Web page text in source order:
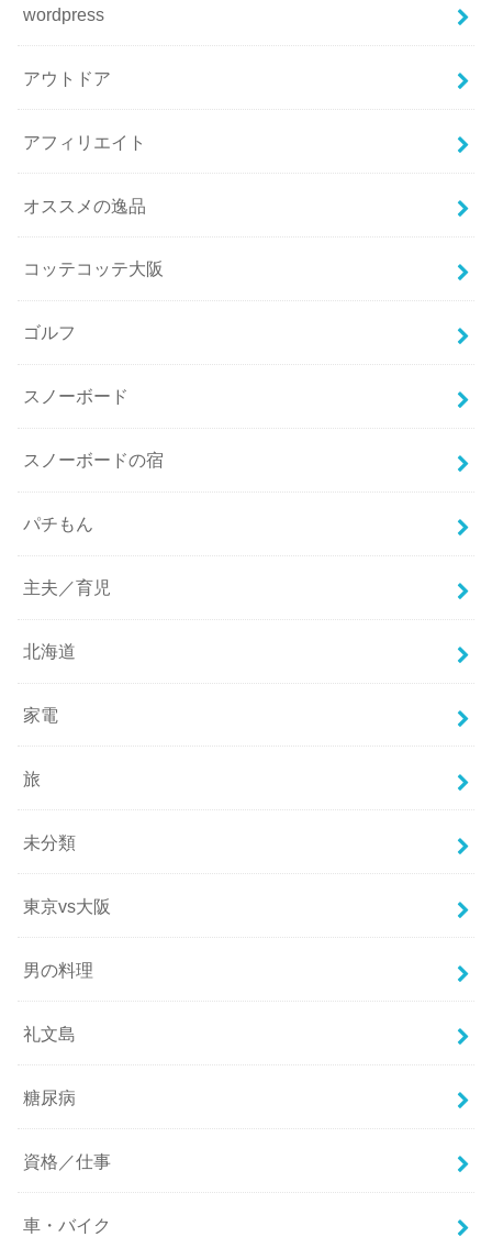
wordpress
アウトドア
アフィリエイト
オススメの逸品
コッテコッテ大阪
ゴルフ
スノーボード
スノーボードの宿
パチもん
主夫／育児
北海道
家電
旅
未分類
東京vs大阪
男の料理
礼文島
糖尿病
資格／仕事
車・バイク